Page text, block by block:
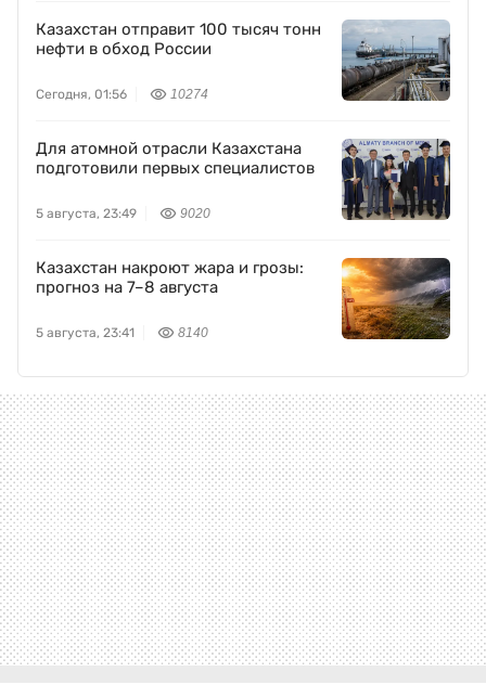
Казахстан отправит 100 тысяч тонн
нефти в обход России
Сегодня, 01:56 10274
Для атомной отрасли Казахстана
подготовили первых специалистов
5 августа, 23:49 9020
Казахстан накроют жара и грозы:
прогноз на 7–8 августа
5 августа, 23:41 8140